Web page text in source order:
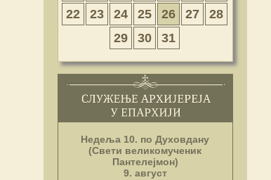
22
23 24 25 26 27
28
29
30 31
Недеља 10. по Духовдану
(Свети великомученик
Пантелејмон)
9. август